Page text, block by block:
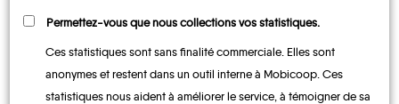
BUS LOCATIONSCOVOITURAGE
Permettez-vous que nous collections vos statistiques.
Ces statistiques sont sans finalité commerciale. Elles sont
anonymes et restent dans un outil interne à Mobicoop. Ces
statistiques nous aident à améliorer le service, à témoigner de sa